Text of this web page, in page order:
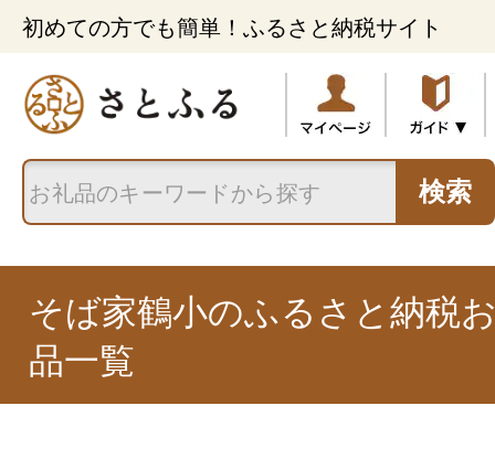
初めての方でも簡単！ふるさと納税サイト
検索
そば家鶴小のふるさと納税
品一覧